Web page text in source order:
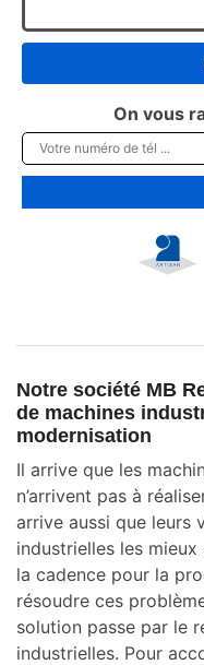
On vous
Notre société MB
de machines
modernisation
Il arrive que les
n’arrivent pas à
arrive aussi que leurs
industrielles les mieux
la cadence pour la
résoudre ces
solution passe par le
industrielles. Pour